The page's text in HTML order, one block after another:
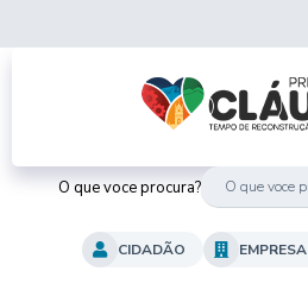
O que voce procura?
CIDADÃO EMPRESA